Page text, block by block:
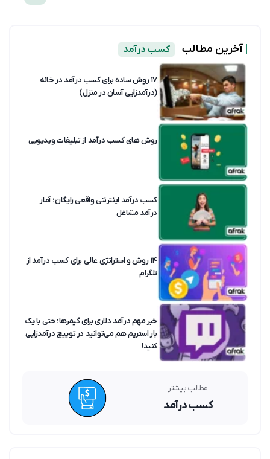
آخرین مطالب کسب درآمد
۱۷ روش ساده برای کسب درآمد در خانه
(درآمدزایی آسان در منزل)
روش های کسب درآمد از تبلیغات ویدیویی
کسب درآمد اینترنتی واقعی رایگان؛ آمار
درآمد مشاغل
۱۴ روش و استراتژی عالی برای کسب درآمد از
تلگرام
خبر مهم درآمد دلاری برای گیمرها؛ حتی با یک
بار استریم هم می‌توانید در توییچ درآمدزایی
کنید!
مطالب بیشتر
کسب درآمد